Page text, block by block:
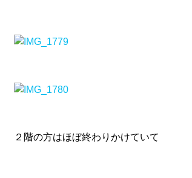
２階の方はほぼ終わりかけていて